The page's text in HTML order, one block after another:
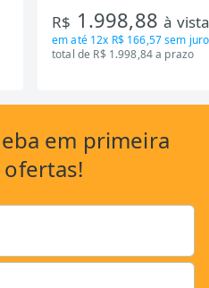
Mecanica GSB13HBTA-PT
R$ 1.998,88à
em até 12x R$ 166,57sem
total de R$ 1.998,84 a prazo
em primeira